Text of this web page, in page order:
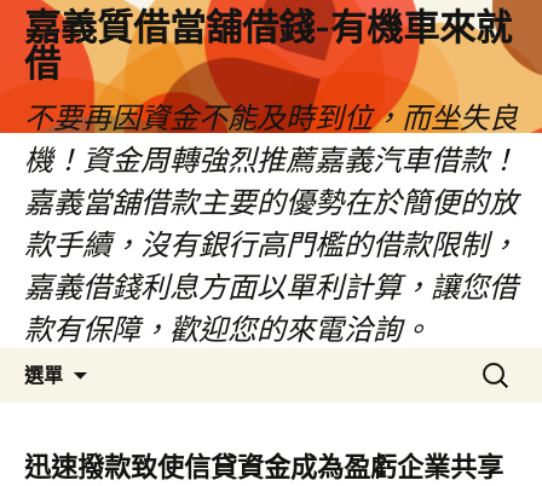
嘉義質借當舖借錢-有機車來就
借
不要再因資金不能及時到位，而坐失良
機！資金周轉強烈推薦嘉義汽車借款！
嘉義當舖借款主要的優勢在於簡便的放
款手續，沒有銀行高門檻的借款限制，
嘉義借錢利息方面以單利計算，讓您借
款有保障，歡迎您的來電洽詢。
選單
容
區
搜
尋
鍵
字:
迅速撥款致使信貸資金成為盈虧企業共享